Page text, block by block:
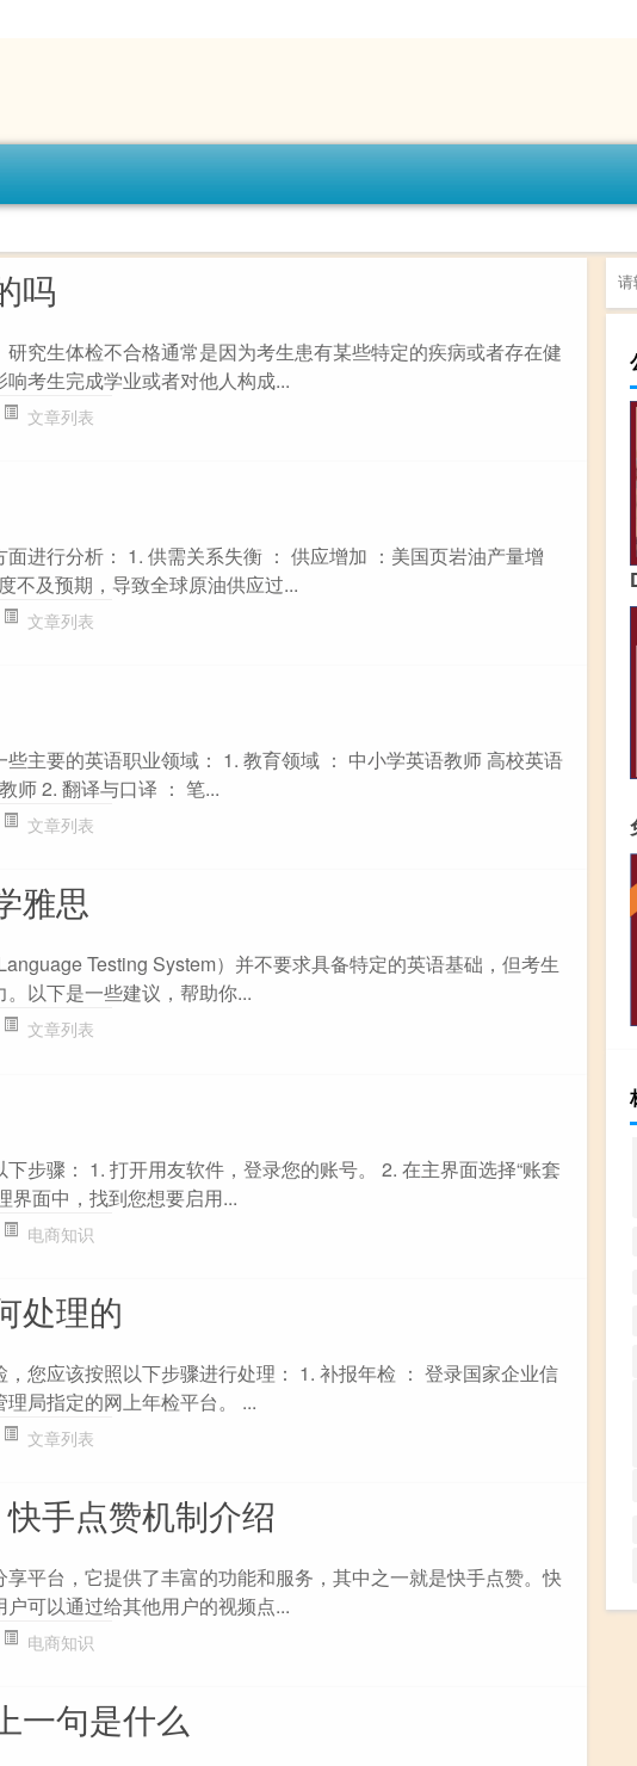
吗
究生体检不合格通常是因为考生患有某些特定的疾病或者存在健
考生完成学业或者对他人构成...
文章列表
进行分析： 1. 供需关系失衡 ： 供应增加 ：美国页岩油产量增
不及预期，导致全球原油供应过...
文章列表
主要的英语职业领域： 1. 教育领域 ： 中小学英语教师 高校英语
师 2. 翻译与口译 ： 笔...
文章列表
雅思
Testing System）并不要求具备特定的英语基础，但考生
以下是一些建议，帮助你...
文章列表
步骤： 1. 打开用友软件，登录您的账号。 2. 在主界面选择“账套
界面中，找到您想要启用...
电商知识
处理的
您应该按照以下步骤进行处理： 1. 补报年检 ： 登录国家企业信
局指定的网上年检平台。 ...
文章列表
手点赞机制介绍
平台，它提供了丰富的功能和服务，其中之一就是快手点赞。快
可以通过给其他用户的视频点...
电商知识
一句是什么